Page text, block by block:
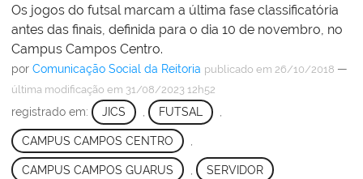
Os jogos do futsal marcam a última fase classificatória
antes das finais, definida para o dia 10 de novembro, no
Campus Campos Centro.
por Comunicação Social da Reitoria publicado em 26/10/2018 —
última modificação em 31/08/2023 12h52
registrado em: JICS , FUTSAL ,
CAMPUS CAMPOS CENTRO
CAMPUS CAMPOS GUARUS SERVIDOR